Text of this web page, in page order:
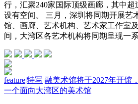
行，汇聚240家国际顶级画廊，其中
设有空间。 三月，深圳将同期开展艺
馆、画廊、艺术机构、艺术家工作室
间，大湾区各艺术机构将同期呈现一
feature|特写 融美术馆将于2027年开馆
一个面向大湾区的美术馆